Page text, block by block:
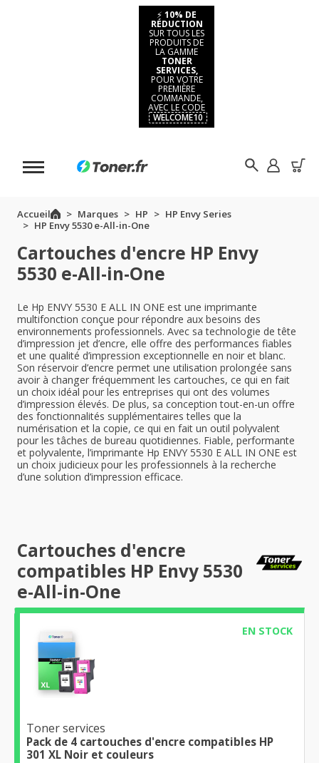
⚡ 10% DE
RÉDUCTION
SUR TOUS LES
PRODUITS DE
LA GAMME
TONER
SERVICES,
POUR VOTRE
PREMIÈRE
COMMANDE,
AVEC LE CODE
WELCOME10
Accueil Marques HP
HP Envy Series
HP Envy 5530 e-All-in-One
Cartouches d'encre HP Envy
5530 e-All-in-One
Le Hp ENVY 5530 E ALL IN ONE est une imprimante
multifonction conçue pour répondre aux besoins des
environnements professionnels. Avec sa technologie de tête
d’impression jet d’encre, elle offre des performances fiables
et une qualité d’impression exceptionnelle en noir et blanc.
Son réservoir d’encre permet une utilisation prolongée sans
avoir à changer fréquemment les cartouches, ce qui en fait
un choix idéal pour les entreprises qui ont des volumes
d’impression élevés. De plus, sa conception tout-en-un offre
des fonctionnalités supplémentaires telles que la
numérisation et la copie, ce qui en fait un outil polyvalent
pour les tâches de bureau quotidiennes. Fiable, performante
et polyvalente, l’imprimante Hp ENVY 5530 E ALL IN ONE est
un choix judicieux pour les professionnels à la recherche
d’une solution d’impression efficace.
Cartouches d'encre
compatibles HP Envy 5530
e-All-in-One
EN STOCK
Toner services
Pack de 4 cartouches d'encre compatibles HP
301 XL Noir et couleurs